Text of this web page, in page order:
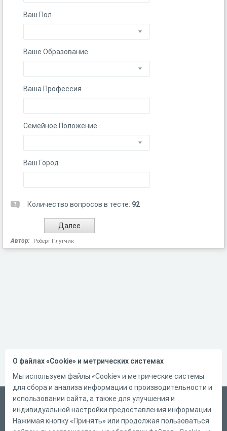
Ваш Пол
Ваше Образование
Ваша Профессия
Семейное Положение
Ваш Город
Количество вопросов в тесте: 92
Автор: Роберт Плутчик
Русский
Справка
О файлах «Cookie» и метрических системах
Мы используем файлы «Cookie» и метрические системы
для сбора и анализа информации о производительности и
использовании сайта, а также для улучшения и
индивидуальной настройки предоставления информации.
Нажимая кнопку «Принять» или продолжая пользоваться